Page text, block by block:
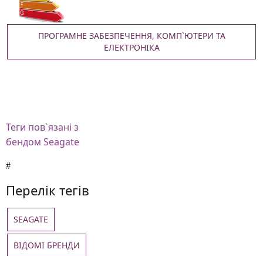
ПРОГРАМНЕ ЗАБЕЗПЕЧЕННЯ, КОМП`ЮТЕРИ ТА
ЕЛЕКТРОНІКА
Теги пов`язані з
бендом Seagate
Перелік тегів
SEAGATE
ВІДОМІ БРЕНДИ